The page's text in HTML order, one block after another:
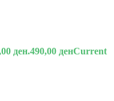
ден.490,00 денCurrent